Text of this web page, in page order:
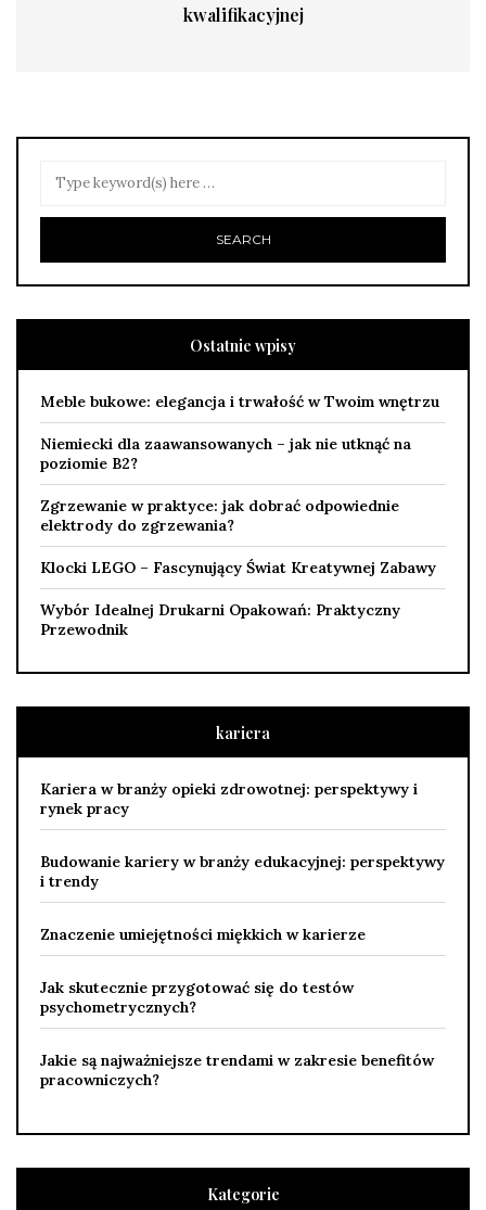
kwalifikacyjnej
Ostatnie wpisy
Meble bukowe: elegancja i trwałość w Twoim wnętrzu
Niemiecki dla zaawansowanych – jak nie utknąć na
poziomie B2?
Zgrzewanie w praktyce: jak dobrać odpowiednie
elektrody do zgrzewania?
Klocki LEGO – Fascynujący Świat Kreatywnej Zabawy
Wybór Idealnej Drukarni Opakowań: Praktyczny
Przewodnik
kariera
Kariera w branży opieki zdrowotnej: perspektywy i
rynek pracy
Budowanie kariery w branży edukacyjnej: perspektywy
i trendy
Znaczenie umiejętności miękkich w karierze
Jak skutecznie przygotować się do testów
psychometrycznych?
Jakie są najważniejsze trendami w zakresie benefitów
pracowniczych?
Kategorie